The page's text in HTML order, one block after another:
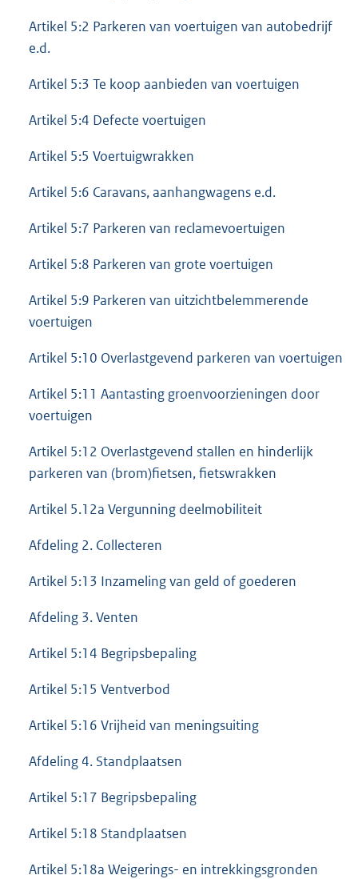
Artikel 5:2 Parkeren van voertuigen van autobedrijf
e.d.
Artikel 5:3 Te koop aanbieden van voertuigen
Artikel 5:4 Defecte voertuigen
Artikel 5:5 Voertuigwrakken
Artikel 5:6 Caravans, aanhangwagens e.d.
Artikel 5:7 Parkeren van reclamevoertuigen
Artikel 5:8 Parkeren van grote voertuigen
Artikel 5:9 Parkeren van uitzichtbelemmerende
voertuigen
Artikel 5:10 Overlastgevend parkeren van voertuigen
Artikel 5:11 Aantasting groenvoorzieningen door
voertuigen
Artikel 5:12 Overlastgevend stallen en hinderlijk
parkeren van (brom)fietsen, fietswrakken
Artikel 5.12a Vergunning deelmobiliteit
Afdeling 2. Collecteren
Artikel 5:13 Inzameling van geld of goederen
Afdeling 3. Venten
Artikel 5:14 Begripsbepaling
Artikel 5:15 Ventverbod
Artikel 5:16 Vrijheid van meningsuiting
Afdeling 4. Standplaatsen
Artikel 5:17 Begripsbepaling
Artikel 5:18 Standplaatsen
Artikel 5:18a Weigerings- en intrekkingsgronden